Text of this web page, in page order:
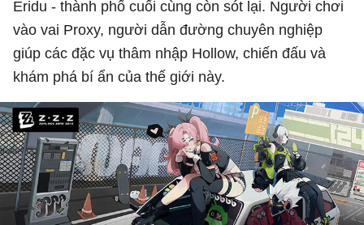
Eridu - thành phố cuối cùng còn sót lại. Người chơi
vào vai Proxy, người dẫn đường chuyên nghiệp
giúp các đặc vụ thâm nhập Hollow, chiến đấu và
khám phá bí ẩn của thế giới này.